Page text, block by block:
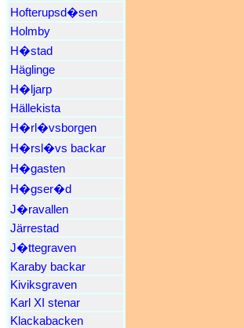
Hofterupsd�sen
Holmby
H�stad
Häglinge
H�ljarp
Hällekista
H�rl�vsborgen
H�rsl�vs backar
H�gasten
H�gser�d
J�ravallen
Järrestad
J�ttegraven
Karaby backar
Kiviksgraven
Karl XI stenar
Klackabacken